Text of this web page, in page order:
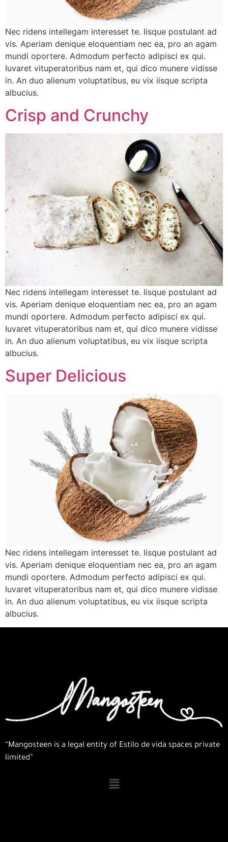
Nec ridens intellegam interesset te. Iisque postulant ad
vis. Aperiam denique eloquentiam nec ea, pro an agam
mundi oportere. Admodum perfecto adipisci ex qui.
Iuvaret vituperatoribus nam et, qui dico munere vidisse
in. An duo alienum voluptatibus, eu vix iisque scripta
albucius.
Crisp and Crunchy
Nec ridens intellegam interesset te. Iisque postulant ad
vis. Aperiam denique eloquentiam nec ea, pro an agam
mundi oportere. Admodum perfecto adipisci ex qui.
Iuvaret vituperatoribus nam et, qui dico munere vidisse
in. An duo alienum voluptatibus, eu vix iisque scripta
albucius.
Super Delicious
Nec ridens intellegam interesset te. Iisque postulant ad
vis. Aperiam denique eloquentiam nec ea, pro an agam
mundi oportere. Admodum perfecto adipisci ex qui.
Iuvaret vituperatoribus nam et, qui dico munere vidisse
in. An duo alienum voluptatibus, eu vix iisque scripta
albucius.
“Mangosteen is a legal entity of Estilo de vida spaces private
limited”